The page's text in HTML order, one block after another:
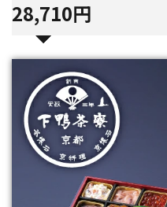
28,710円